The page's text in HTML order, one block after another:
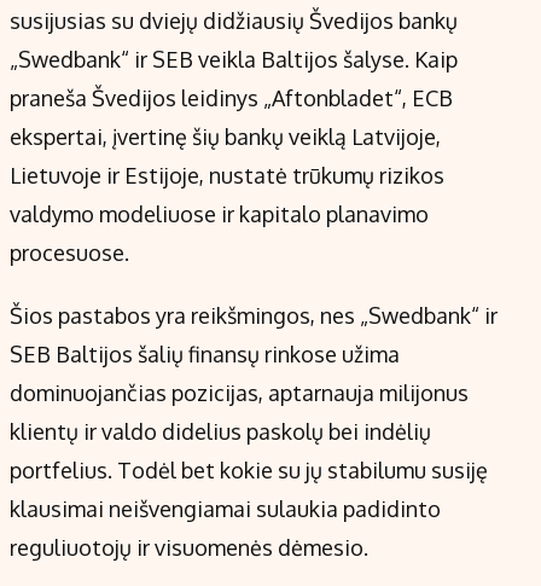
susijusias su dviejų didžiausių Švedijos bankų
„Swedbank“ ir SEB veikla Baltijos šalyse. Kaip
praneša Švedijos leidinys „Aftonbladet“, ECB
ekspertai, įvertinę šių bankų veiklą Latvijoje,
Lietuvoje ir Estijoje, nustatė trūkumų rizikos
valdymo modeliuose ir kapitalo planavimo
procesuose.
Šios pastabos yra reikšmingos, nes „Swedbank“ ir
SEB Baltijos šalių finansų rinkose užima
dominuojančias pozicijas, aptarnauja milijonus
klientų ir valdo didelius paskolų bei indėlių
portfelius. Todėl bet kokie su jų stabilumu susiję
klausimai neišvengiamai sulaukia padidinto
reguliuotojų ir visuomenės dėmesio.